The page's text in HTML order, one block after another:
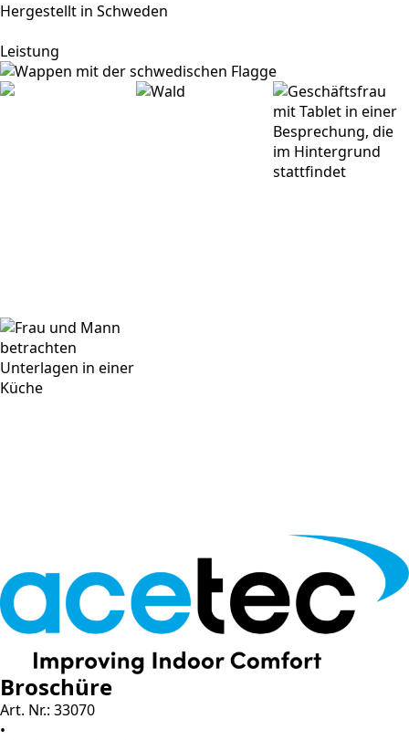
Hergestellt in Schweden
Leistung
Broschüre
Art. Nr.: 33070
•